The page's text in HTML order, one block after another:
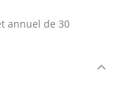
annuel de 30